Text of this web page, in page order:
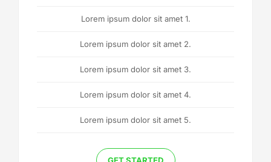
Lorem ipsum dolor sit amet 1.
Lorem ipsum dolor sit amet 2.
Lorem ipsum dolor sit amet 3.
Lorem ipsum dolor sit amet 4.
Lorem ipsum dolor sit amet 5.